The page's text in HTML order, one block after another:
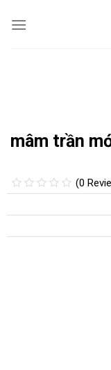
mâm trần
(0